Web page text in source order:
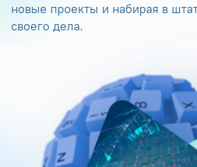
новые проекты и набирая в
своего дела.